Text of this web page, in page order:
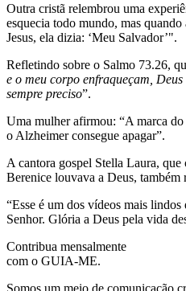
Outra cristã relembrou uma
esquecia todo mundo, mas
Jesus, ela dizia: ‘Meu Salvador’".
Refletindo sobre o Salmo 73.26,
e o meu corpo enfraqueçam,
sempre preciso”.
Uma mulher afirmou: “A marca
o Alzheimer consegue apagar”.
A cantora gospel Stella Laura,
Berenice louvava a Deus, também
“Esse é um dos vídeos mais
Senhor. Glória a Deus pela vida
Contribua mensalmente
com o GUIA-ME.
Somos um meio de comunicação